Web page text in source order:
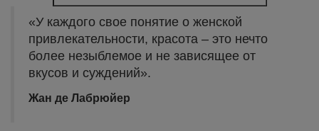
«У каждого свое понятие о женской
привлекательности, красота – это нечто
более незыблемое и не зависящее от
вкусов и суждений».
Жан де Лабрюйер